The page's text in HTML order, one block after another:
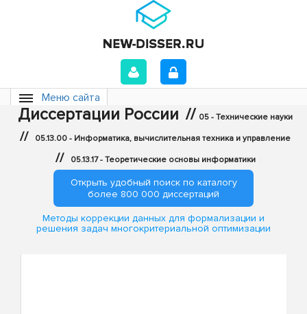
Меню сайта
Диссертации России // 05 - Технические науки
// 05.13.00 - Информатика, вычислительная техника и управление
// 05.13.17 - Теоретические основы информатики
Открыть удобный поиск по каталогу
более 800 000 диссертаций
Методы коррекции данных для формализации и
решения задач многокритериальной оптимизации